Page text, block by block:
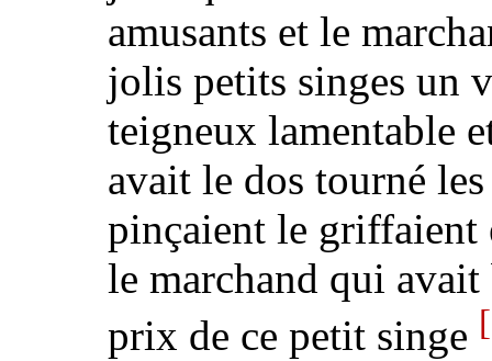
amusants et le
jolis petits singes un
teigneux lamentable
avait le dos tourné
pinçaient le griffaient
le marchand qui
prix de ce petit singe